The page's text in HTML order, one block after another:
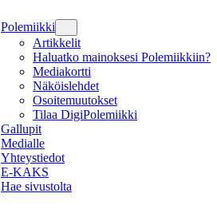
Polemiikki
Artikkelit
Haluatko mainoksesi Polemiikkiin?
Mediakortti
Näköislehdet
Osoitemuutokset
Tilaa DigiPolemiikki
Gallupit
Medialle
Yhteystiedot
E-KAKS
Hae sivustolta